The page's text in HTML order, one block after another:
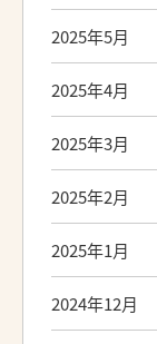
2025年5月
2025年4月
2025年3月
2025年2月
2025年1月
2024年12月